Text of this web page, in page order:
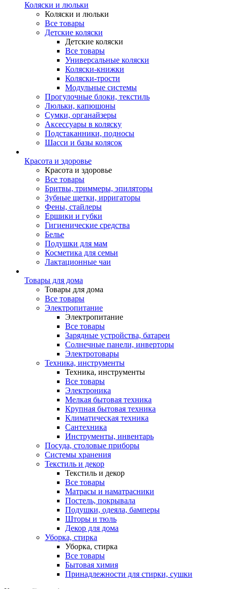
Коляски и люльки
Коляски и люльки
Все товары
Детские коляски
Детские коляски
Все товары
Универсальные коляски
Коляски-книжки
Коляски-трости
Модульные системы
Прогулочные блоки, текстиль
Люльки, капюшоны
Сумки, органайзеры
Аксессуары в коляску
Подстаканники, подносы
Шасси и базы колясок
Красота и здоровье
Красота и здоровье
Все товары
Бритвы, триммеры, эпиляторы
Зубные щетки, ирригаторы
Фены, стайлеры
Ершики и губки
Гигиенические средства
Белье
Подушки для мам
Косметика для семьи
Лактационные чаи
Товары для дома
Товары для дома
Все товары
Электропитание
Электропитание
Все товары
Зарядные устройства, батареи
Солнечные панели, инверторы
Электротовары
Техника, инструменты
Техника, инструменты
Все товары
Электроника
Мелкая бытовая техника
Крупная бытовая техника
Климатическая техника
Сантехника
Инструменты, инвентарь
Посуда, столовые приборы
Системы хранения
Текстиль и декор
Текстиль и декор
Все товары
Матрасы и наматрасники
Постель, покрывала
Подушки, одеяла, бамперы
Шторы и тюль
Декор для дома
Уборка, стирка
Уборка, стирка
Все товары
Бытовая химия
Принадлежности для стирки, сушки